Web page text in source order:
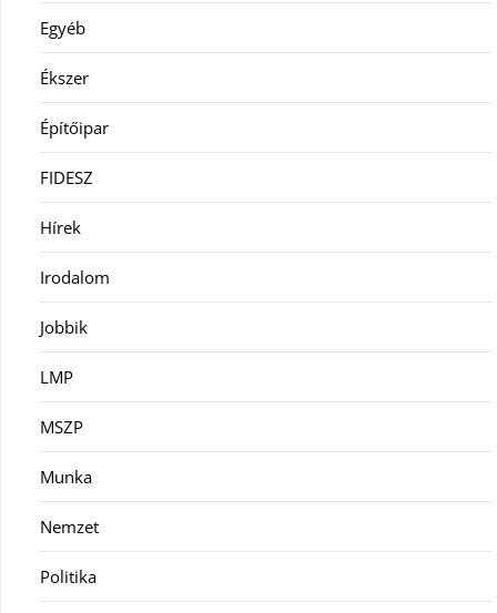
Egyéb
Ékszer
Építőipar
FIDESZ
Hírek
Irodalom
Jobbik
LMP
MSZP
Munka
Nemzet
Politika